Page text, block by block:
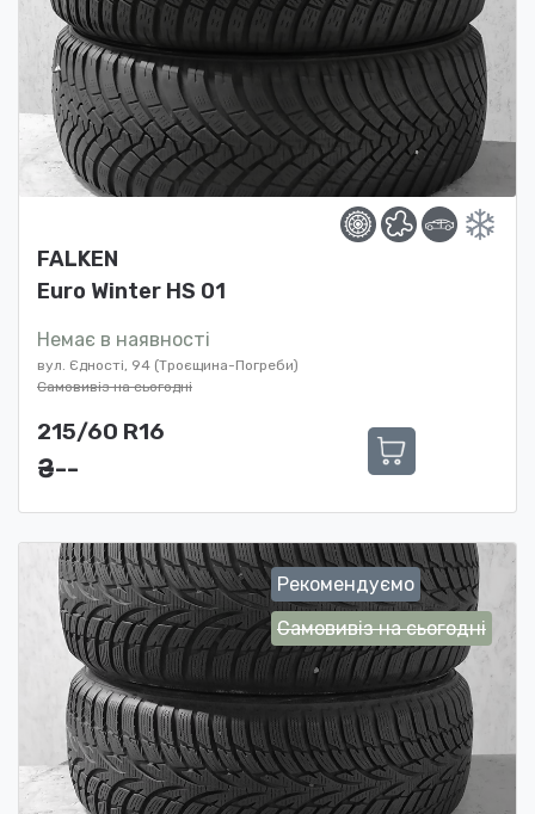
FALKEN
Euro Winter HS 01
Немає в наявності
вул. Єдності, 94 (Троєщина-Погреби)
Самовивіз на сьогодні
215/60 R16
₴ ---
Рекомендуємо
Самовивіз на сьогодні